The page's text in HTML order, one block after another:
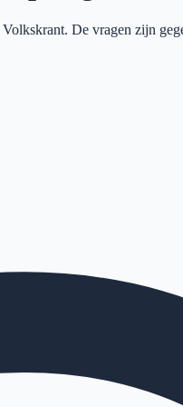
Volkskrant. De vragen zijn